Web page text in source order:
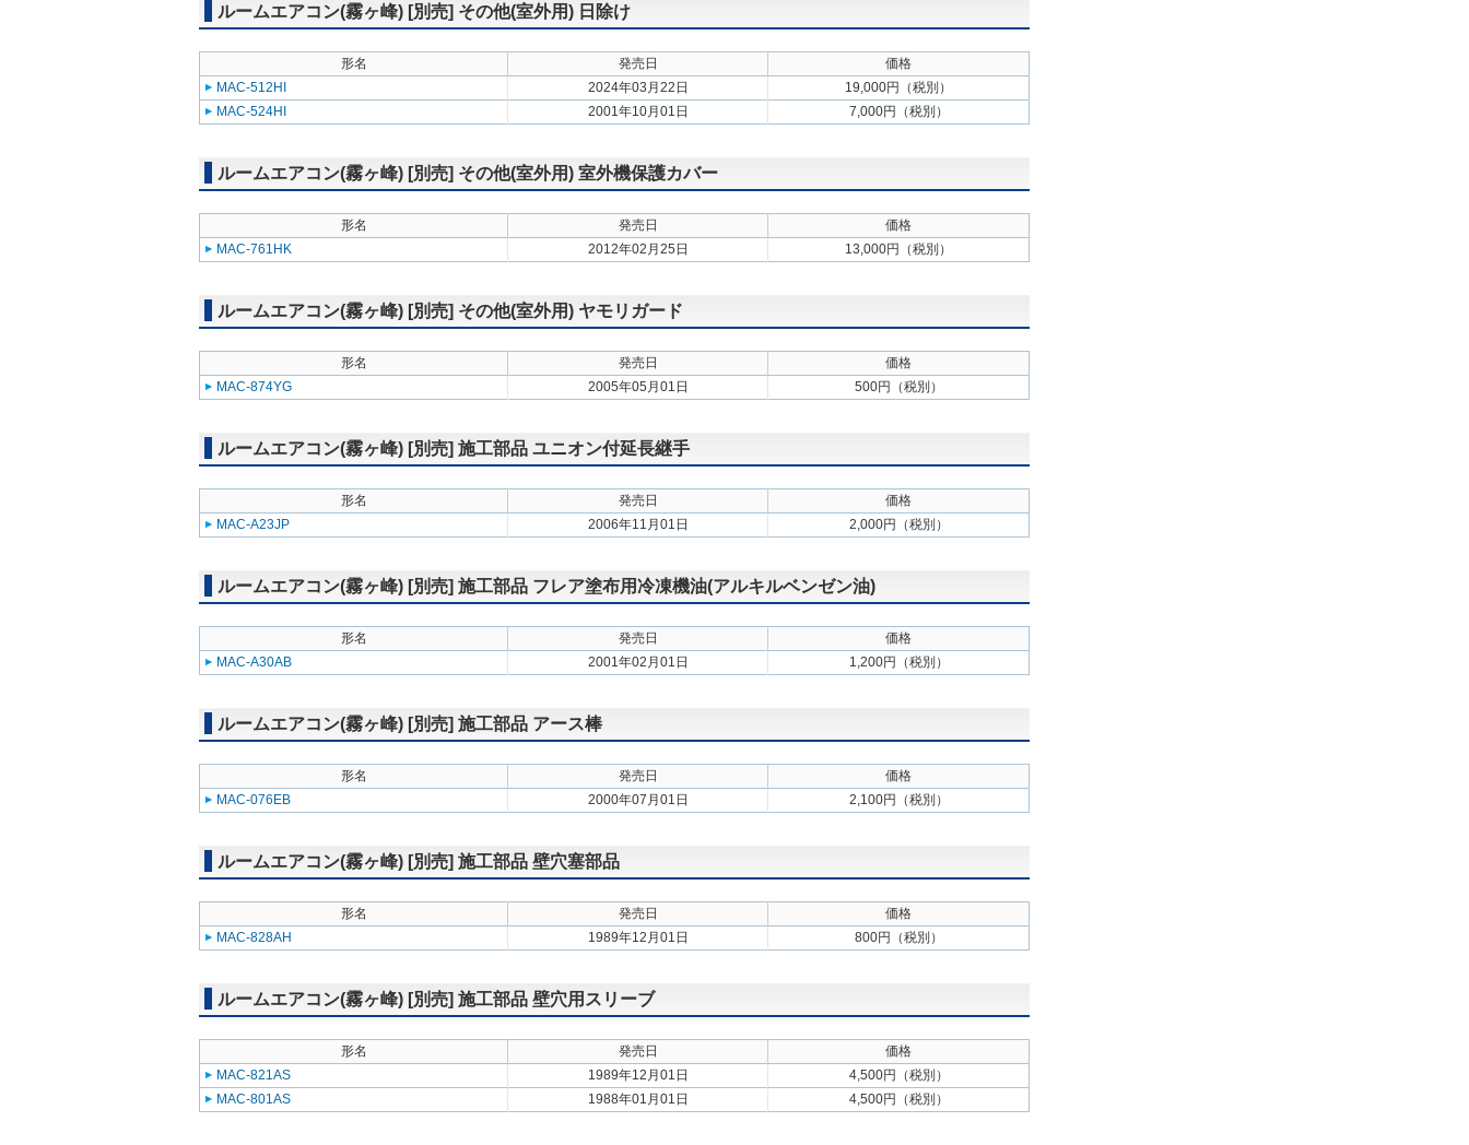
ルームエアコン(霧ヶ峰) [別売] その他(室外用) 日除け
形名 発売日
価格
MAC-512HI
2024年03月22日
19,000円（税別）
MAC-524HI
2001年10月01日 7,000円（税別）
ルームエアコン(霧ヶ峰) [別売] その他(室外用) 室外機保護カバー
形名 発売日
価格
MAC-761HK
2012年02月25日 13,000円（税別）
ルームエアコン(霧ヶ峰) [別売] その他(室外用) ヤモリガード
形名 発売日
価格
MAC-874YG
2005年05月01日 500円（税別）
ルームエアコン(霧ヶ峰) [別売] 施工部品 ユニオン付延長継手
形名 発売日
価格
MAC-A23JP
2006年11月01日 2,000円（税別）
ルームエアコン(霧ヶ峰) [別売] 施工部品 フレア塗布用冷凍機油(アルキルベンゼン油)
形名 発売日
価格
MAC-A30AB
2001年02月01日 1,200円（税別）
ルームエアコン(霧ヶ峰) [別売] 施工部品 アース棒
形名 発売日
価格
MAC-076EB
2000年07月01日 2,100円（税別）
ルームエアコン(霧ヶ峰) [別売] 施工部品 壁穴塞部品
形名 発売日
価格
MAC-828AH
1989年12月01日 800円（税別）
ルームエアコン(霧ヶ峰) [別売] 施工部品 壁穴用スリーブ
形名 発売日
価格
MAC-821AS
1989年12月01日
4,500円（税別）
MAC-801AS
1988年01月01日 4,500円（税別）